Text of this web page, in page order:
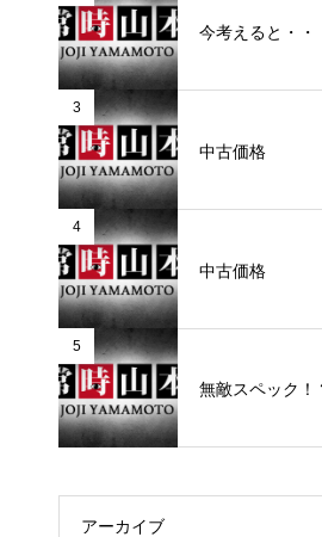
今考えると・・
3
中古価格
4
中古価格
5
無敵スペック！
アーカイブ